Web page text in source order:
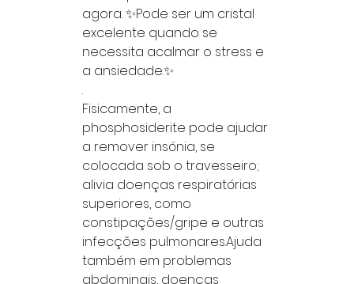
agora. ✨Pode ser um cristal
excelente quando se
necessita acalmar o stress e
a ansiedade.✨
.
Fisicamente, a
phosphosiderite pode ajudar
a remover insónia, se
colocada sob o travesseiro;
alivia doenças respiratórias
superiores, como
constipações/gripe e outras
infecções pulmonares.Ajuda
também em problemas
abdominais, doenças